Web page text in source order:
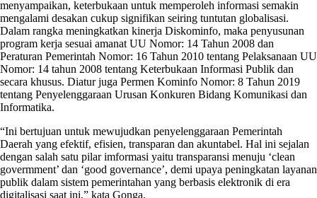
menyampaikan, keterbukaan untuk memperoleh informasi semakin
mengalami desakan cukup signifikan seiring tuntutan globalisasi.
Dalam rangka meningkatkan kinerja Diskominfo, maka penyusunan
program kerja sesuai amanat UU Nomor: 14 Tahun 2008 dan
Peraturan Pemerintah Nomor: 16 Tahun 2010 tentang Pelaksanaan UU
Nomor: 14 tahun 2008 tentang Keterbukaan Informasi Publik dan
secara khusus. Diatur juga Permen Kominfo Nomor: 8 Tahun 2019
tentang Penyelenggaraan Urusan Konkuren Bidang Komunikasi dan
Informatika.
“Ini bertujuan untuk mewujudkan penyelenggaraan Pemerintah
Daerah yang efektif, efisien, transparan dan akuntabel. Hal ini sejalan
dengan salah satu pilar imformasi yaitu transparansi menuju ‘clean
govermment’ dan ‘good governance’, demi upaya peningkatan layanan
publik dalam sistem pemerintahan yang berbasis elektronik di era
digitalisasi saat ini,” kata Gonga.